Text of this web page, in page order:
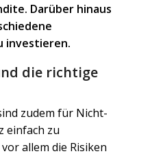
Darüber hinaus
investieren.
die richtige
zudem für Nicht-
einfach zu
allem die Risiken